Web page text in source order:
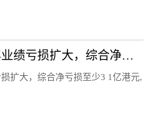
神话世界预计上半年业绩亏损扩大，综合净亏损至少3.1亿港元
扩大，综合净亏损至少3 1亿港元,